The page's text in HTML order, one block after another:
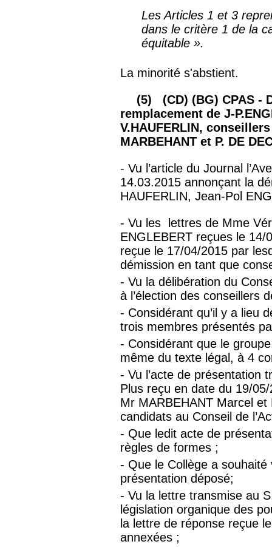
Les Articles 1 et 3
dans le critère 1 de la
équitable ».
La minorité s'abstient.
(5) (CD) (BG) CPAS -
remplacement de J-
V.HAUFERLIN,
MARBEHANT et P. DE
- Vu l’article du Journal
14.03.2015 annonçant la
HAUFERLIN, Jean-Pol
- Vu les lettres de Mme
ENGLEBERT reçues le
reçue le 17/04/2015 par
démission en tant que
- Vu la délibération du
à l’élection des conseillers
- Considérant qu’il y a lieu
trois membres présentés
- Considérant que le
même du texte légal, à 4
- Vu l’acte de présentation
Plus reçu en date du 19/
Mr MARBEHANT Marcel
candidats au Conseil de
- Que ledit acte de
règles de formes ;
- Que le Collège a souhaité
présentation déposé;
- Vu la lettre transmise au
législation organique des
la lettre de réponse reçue
annexées ;